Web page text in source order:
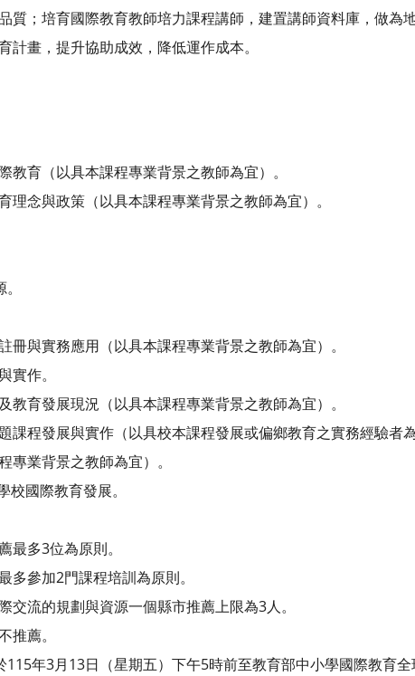
質；培育國際教育教師培力課程講師，建置講師資料庫，做為
計畫，提升協助成效，降低運作成本。
育（以具本課程專業背景之教師為宜）。
念與政策（以具本課程專業背景之教師為宜）。
與實務應用（以具本課程專業背景之教師為宜）。
作。
育發展現況（以具本課程專業背景之教師為宜）。
程發展與實作（以具校本課程發展或偏鄉教育之實務經驗者
業背景之教師為宜）。
國際教育發展。
多3位為原則。
參加2門課程培訓為原則。
流的規劃與資源一個縣市推薦上限為3人。
薦。
年3月13日（星期五）下午5時前至教育部中小學國際教育